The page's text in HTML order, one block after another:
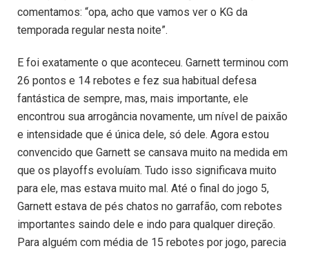
comentamos: “opa, acho que vamos ver o KG da
temporada regular nesta noite”.
E foi exatamente o que aconteceu. Garnett terminou com
26 pontos e 14 rebotes e fez sua habitual defesa
fantástica de sempre, mas, mais importante, ele
encontrou sua arrogância novamente, um nível de paixão
e intensidade que é única dele, só dele. Agora estou
convencido que Garnett se cansava muito na medida em
que os playoffs evoluíam. Tudo isso significava muito
para ele, mas estava muito mal. Até o final do jogo 5,
Garnett estava de pés chatos no garrafão, com rebotes
importantes saindo dele e indo para qualquer direção.
Para alguém com média de 15 rebotes por jogo, parecia